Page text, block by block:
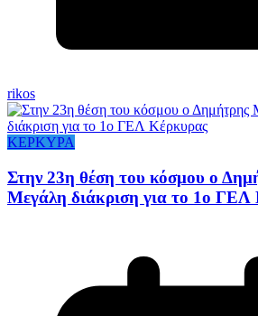
rikos
ΚΕΡΚΥΡΑ
Στην 23η θέση του κόσμου ο
Μεγάλη διάκριση για το 1ο ΓΕΛ